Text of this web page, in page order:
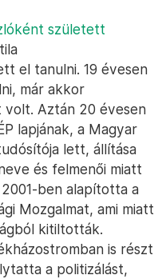
született
el tanulni. 19 évesen
már akkor
volt. Aztán 20 évesen
lapjának, a Magyar
lett, állítása
és felmenői miatt
ben alapította a
Mozgalmat, ami miatt
kitiltották.
is részt
a politizálást,